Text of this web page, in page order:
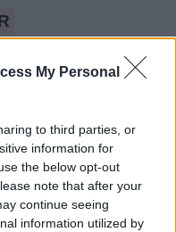
My Personal
to third parties, or
information for
the below opt-out
note that after your
continue seeing
information utilized by